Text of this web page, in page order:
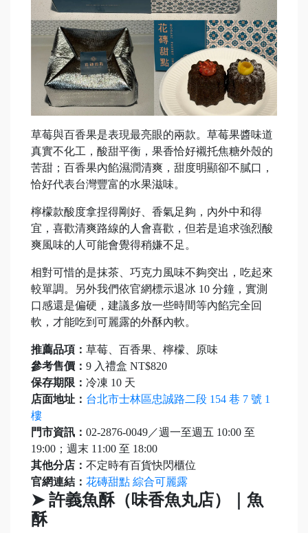
草莓與百香果是表現最亮眼的兩款。草莓果醬味道
真實不化工，酸甜平衡，果香恰好襯托焦糖外殼的
苦甜；百香果內餡濕潤清爽，甜度明顯卻不膩口，
恰好代表台灣豐富的水果滋味。
檸檬款酸度拿捏得剛好、香氣足夠，內外中和得
宜，喜歡清爽路線的人會喜歡，但若是追求強烈酸
爽風味的人可能會覺得稍嫌不足。
相對可惜的是抹茶、巧克力風味不夠突出，吃起來
較單調。另外我們依官網標示退冰 10 分鐘，實測
口感還是偏硬，建議多放一些時間等內餡完全回
軟，才能吃到可麗露的外酥內軟。
推薦品項： 草莓、百香果、檸檬、原味
參考售價： 9 入禮盒 NT$820
保存期限： 冷凍 10 天
店面地址： 台北市士林區忠誠路二段 154 巷 7 號 1
樓
門市資訊： 02-2876-0049／週一至週五 10:00 至
19:00；週末 11:00 至 18:00
其他分店： 不定時有百貨快閃櫃位
官網連結： 花磚甜點 綜合可麗露
➤ 許義魚酥（味香魚丸店）｜魚
酥